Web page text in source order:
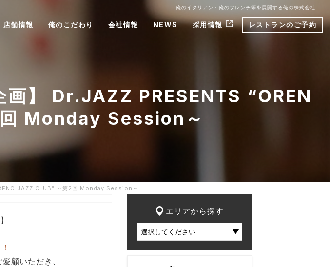
俺のイタリアン・俺のフレンチ等を展開する俺の株式会社
店舗情報 俺のこだわり 会社情報 NEWS 採用情報 レストランのご予約
】 Dr.JAZZ PRESENTS “OREN
Monday Session～
JAZZ CLUB” ～第2回 Monday Session～
顧いただき、
エリアから探す